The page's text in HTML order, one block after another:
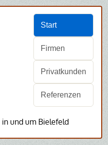
Start
Firmen
Privatkunden
Referenzen
und um Bielefeld